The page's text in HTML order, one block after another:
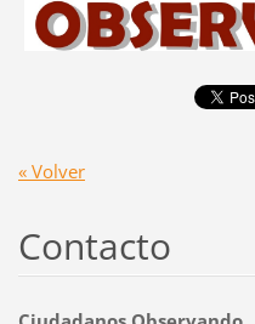
« Volver
Contacto